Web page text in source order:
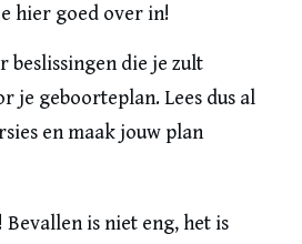
hier goed over in!
beslissingen die je zult
je geboorteplan. Lees dus al
en maak jouw plan
is niet eng, het is